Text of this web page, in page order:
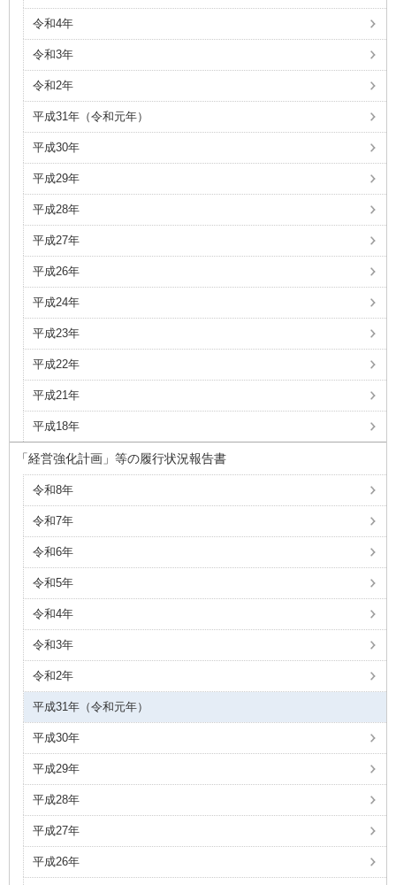
令和4年
令和3年
令和2年
平成31年（令和元年）
平成30年
平成29年
平成28年
平成27年
平成26年
平成24年
平成23年
平成22年
平成21年
平成18年
「経営強化計画」等の履行状況報告書
令和8年
令和7年
令和6年
令和5年
令和4年
令和3年
令和2年
平成31年（令和元年）
平成30年
平成29年
平成28年
平成27年
平成26年